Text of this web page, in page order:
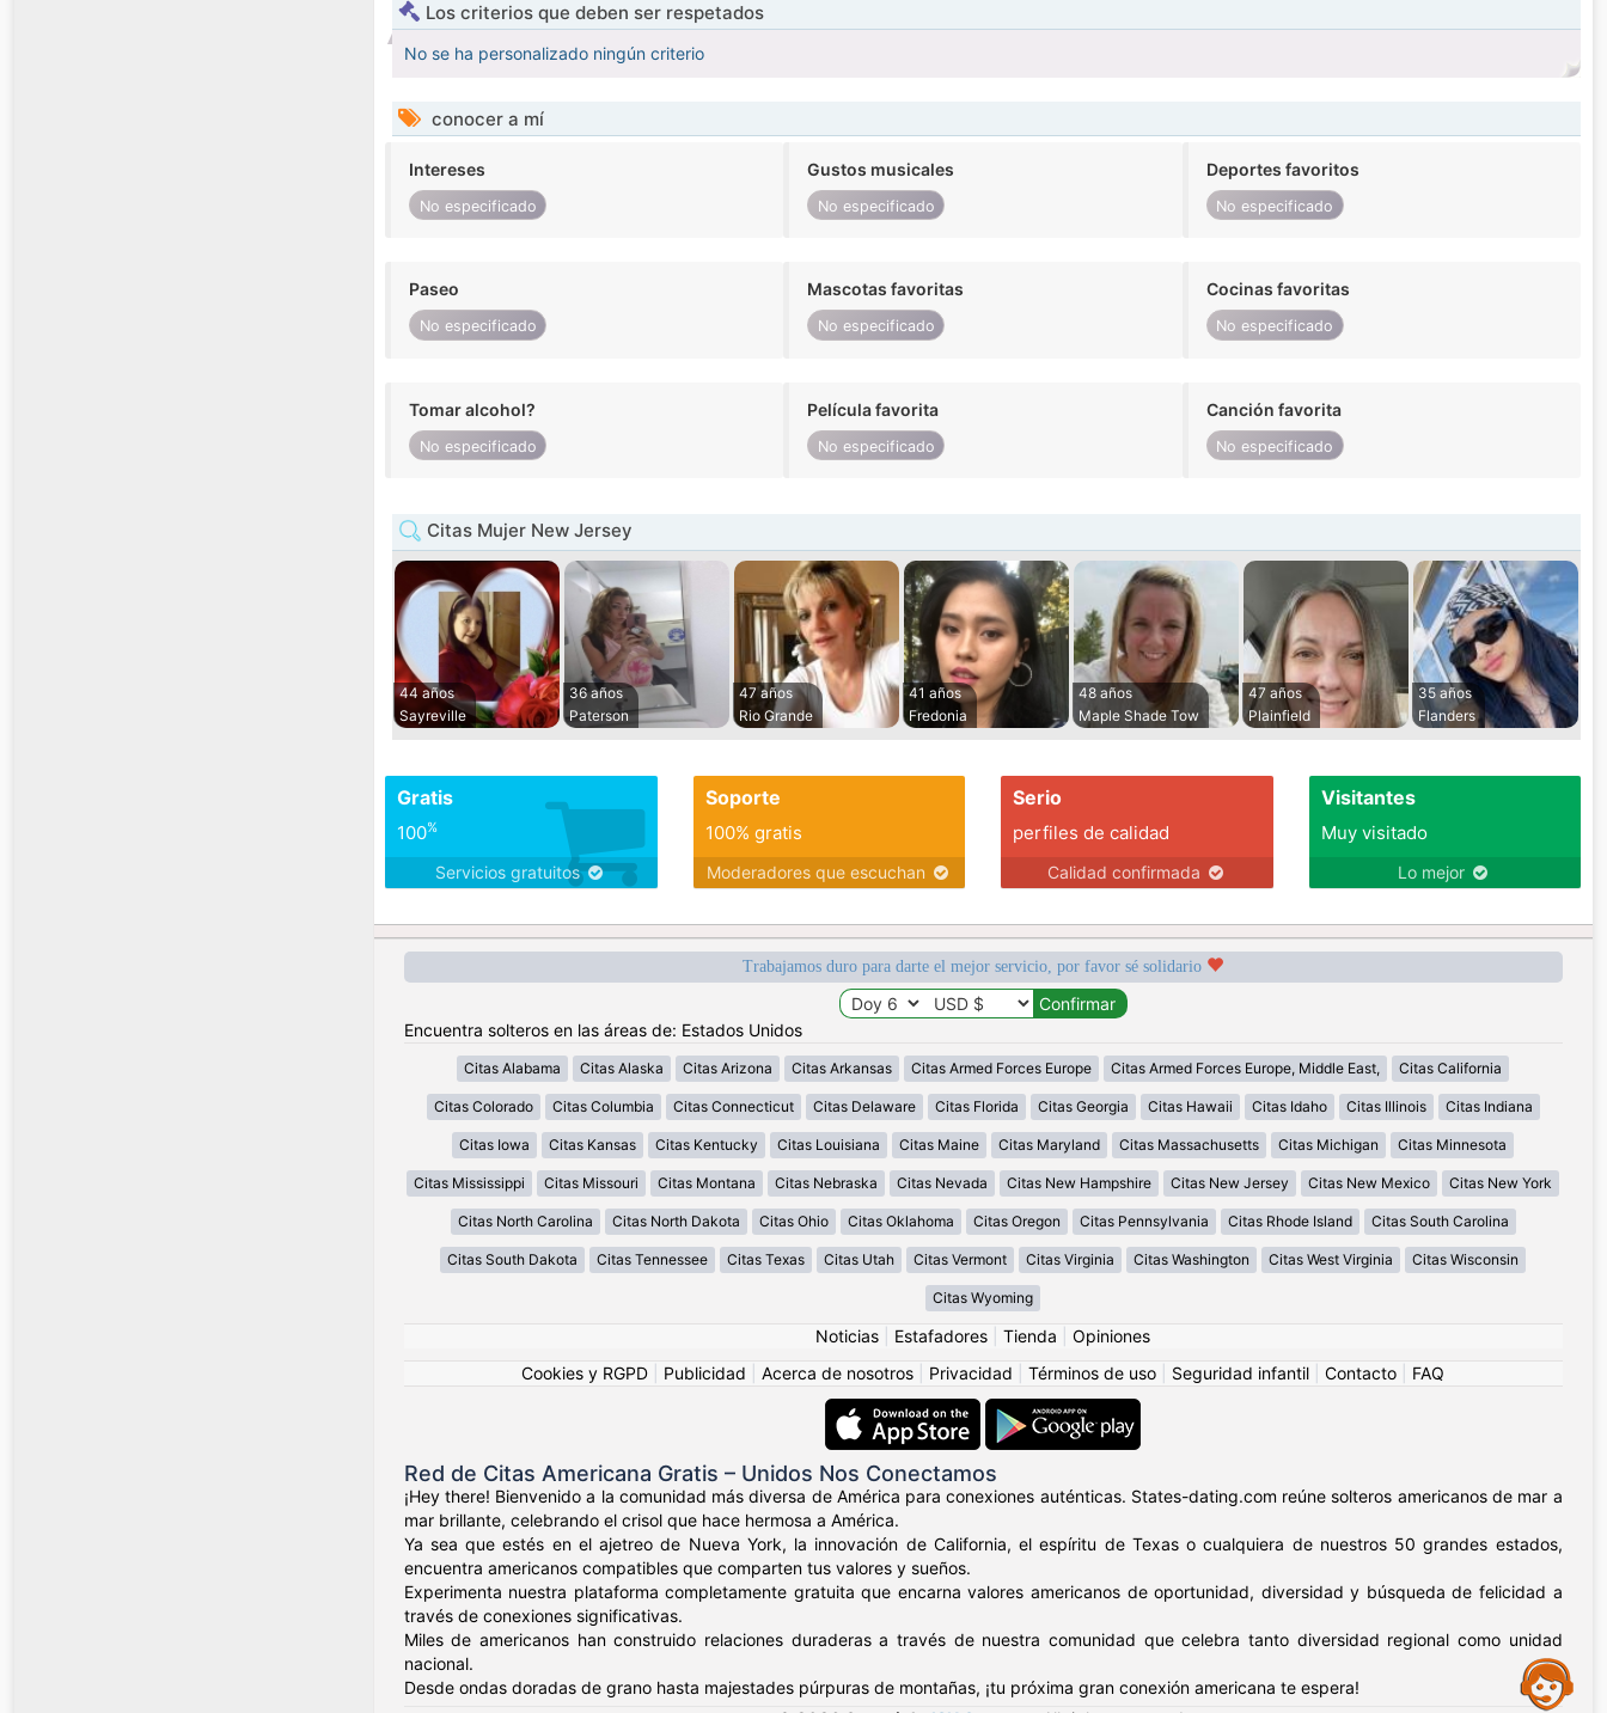
Los criterios que deben ser respetados
No se ha personalizado ningún criterio
conocer a mí
Intereses
No especificado
Gustos musicales
No especificado
Deportes favoritos
No especificado
Paseo
No especificado
Mascotas favoritas
No especificado
Cocinas favoritas
No especificado
Tomar alcohol?
No especificado
Película favorita
No especificado
Canción favorita
No especificado
Citas Mujer New Jersey
44 años
Sayreville
36 años
Paterson
47 años
Rio Grande
41 años
Fredonia
48 años
Maple Shade Tow
47 años
Plainfield
35 años
Flanders
Gratis
100%
Servicios gratuitos
Soporte
100% gratis
Moderadores que escuchan
Serio
perfiles de calidad
Calidad confirmada
Visitantes
Muy visitado
Lo mejor
Trabajamos duro para darte el mejor servicio, por favor sé solidario
Encuentra solteros en las áreas de: Estados Unidos
Citas Alabama Citas Alaska Citas Arizona Citas Arkansas Citas Armed Forces Europe Citas Armed Forces Europe, Middle East, Citas California
Citas Colorado Citas Columbia Citas Connecticut Citas Delaware Citas Florida Citas Georgia Citas Hawaii Citas Idaho Citas Illinois Citas Indiana
Citas Iowa Citas Kansas Citas Kentucky Citas Louisiana Citas Maine Citas Maryland Citas Massachusetts Citas Michigan Citas Minnesota
Citas Mississippi Citas Missouri Citas Montana Citas Nebraska Citas Nevada Citas New Hampshire Citas New Jersey Citas New Mexico Citas New York
Citas North Carolina Citas North Dakota Citas Ohio Citas Oklahoma Citas Oregon Citas Pennsylvania Citas Rhode Island Citas South Carolina
Citas South Dakota Citas Tennessee Citas Texas Citas Utah Citas Vermont Citas Virginia Citas Washington Citas West Virginia Citas Wisconsin
Citas Wyoming
Noticias Estafadores Tienda
Opiniones
Cookies y RGPD
Publicidad Acerca de nosotros Privacidad Términos de uso Seguridad infantil Contacto FAQ
Red de Citas Americana Gratis – Unidos Nos Conectamos
¡Hey there! Bienvenido a la comunidad más diversa de América para conexiones auténticas. States-dating.com reúne solteros americanos de mar a
mar brillante, celebrando el crisol que hace hermosa a América.
Ya sea que estés en el ajetreo de Nueva York, la innovación de California, el espíritu de Texas o cualquiera de nuestros 50 grandes estados,
encuentra americanos compatibles que comparten tus valores y sueños.
Experimenta nuestra plataforma completamente gratuita que encarna valores americanos de oportunidad, diversidad y búsqueda de felicidad a
través de conexiones significativas.
Miles de americanos han construido relaciones duraderas a través de nuestra comunidad que celebra tanto diversidad regional como unidad
nacional.
Desde ondas doradas de grano hasta majestades púrpuras de montañas, ¡tu próxima gran conexión americana te espera!